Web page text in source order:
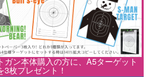
ガン本体購入の方に、A5ターゲット
3枚プレゼント！